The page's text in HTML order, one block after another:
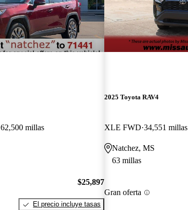
62,500 millas
$25,897
El precio incluye tasas
2025 Toyota RAV4
XLE FWD 34,551 millas
Natchez, MS
63 millas
Gran oferta